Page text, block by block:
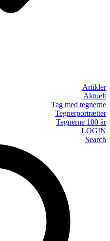
Artikler
Aktuelt
Tag med tegnerne
Tegnerportrætter
Tegnerne 100 år
LOGIN
Search